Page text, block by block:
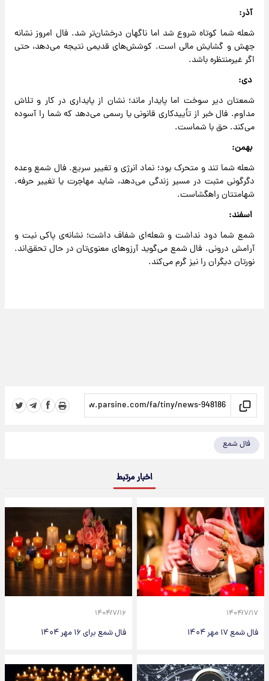
آذر:
شعله شما کوتاه شروع شد اما ناگهان درخشان‌تر شد. فال امروز نشانه
جهش و گشایش مالی است. کوشش‌های قدیمی نتیجه می‌دهد، حتی
اگر غیرمنتظره باشد.
دی:
شمعتان دیر سوخت اما پایدار ماند؛ نشان از پایداری در کار و تلاش
مداوم. فال خبر از تأیید‌کاری قانونی یا رسمی می‌دهد که شما را آسوده
می‌کند. حق با شماست.
بهمن:
شعله شما تند و متحرک بود؛ نماد انرژی و تغییر سریع. فال شمع وعده
دگرگونی مثبت در مسیر زندگی می‌دهد، شاید مهاجرت یا تغییر حرفه.
شهامتتان راهگشاست.
اسفند:
شمع شما دود نداشت و شعله‌ای شفاف داشت؛ نشانه‌ی پاکی نیت و
آرامش درونی. فال شمع می‌گوید آرزوهای معنوی‌تان در حال تحقق‌اند.
نورتان دیگران را نیز گرم می‌کند.
فال شمع
اخبار مرتبط
۱۴۰۴/۷/۱۷
فال شمع ۱۷ مهر ۱۴۰۴
۱۴۰۴/۷/۱۶
فال شمع برای ۱۶ مهر ۱۴۰۴